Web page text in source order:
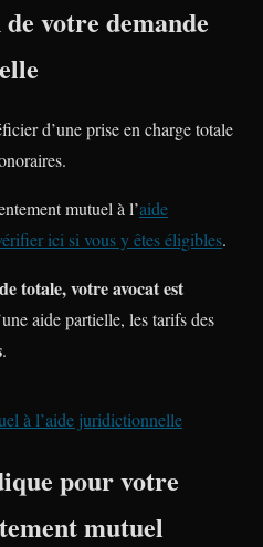
votre demande
d’une prise en charge totale
mutuel à l’aide
ici si vous y êtes éligibles.
totale, votre avocat est
aide partielle, les tarifs des
.
à l’aide juridictionnelle
pour votre
mutuel